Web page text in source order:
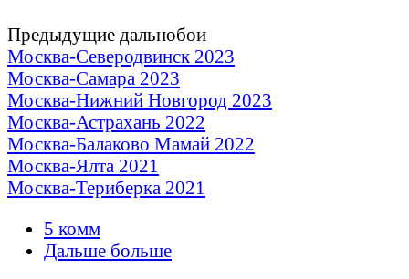
Предыдущие дальнобои
Москва-Северодвинск 2023
Москва-Самара 2023
Москва-Нижний Новгород 2023
Москва-Астрахань 2022
Москва-Балаково Мамай 2022
Москва-Ялта 2021
Москва-Териберка 2021
5 комм
Дальше больше